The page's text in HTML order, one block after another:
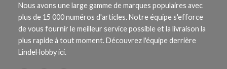
Nous avons une large gamme de marques populaires avec
plus de 15 000 numéros d'articles. Notre équipe s'efforce
de vous fournir le meilleur service possible et la livraison la
plus rapide à tout moment. Découvrez l'équipe derrière
LindeHobby ici.